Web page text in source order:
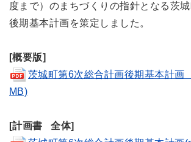
度まで）のまちづくりの指針となる茨
後期基本計画を策定しました。
[概要版]
茨城町第6次総合計画後期基本計
MB)
[計画書 全体]